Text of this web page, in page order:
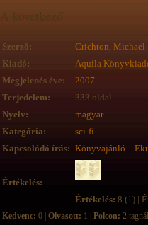
A következő
Szerző:
Crichton, Michael
Kiadó:
Aquila
Megjelenés éve:
2007
Terjedelem:
333 oldal
Nyelv:
magyar
Kategória:
sci-fi
Kapcsolódó írás: Könyvajánló –
Értékelés:
Értékelés: 8 (1) |
Kedvenc: 0 | Olvasott: 1 | Polcon: 2 tagnál